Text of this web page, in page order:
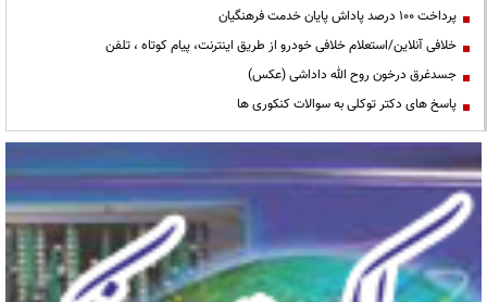
پرداخت ۱۰۰ درصد پاداش پایان خدمت فرهنگیان
خلافی آنلاین/استعلام خلافی خودرو از طریق اینترنت، پیام کوتاه ، تلفن
جسدغرق درخون روح الله داداشی (عکس)
پاسخ های دکتر توکلی به سوالات کنکوری ها